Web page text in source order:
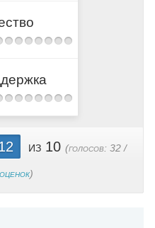
из 10 (голосов: 32/
)